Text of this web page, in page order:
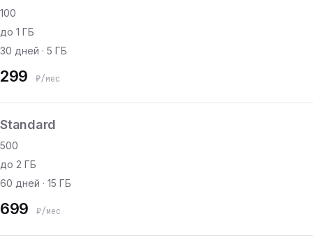
100
до 1 ГБ
30 дней · 5 ГБ
299 ₽/мес
Standard
500
до 2 ГБ
60 дней · 15 ГБ
699 ₽/мес